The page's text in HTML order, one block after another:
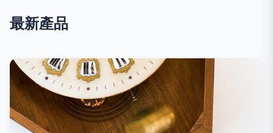
最新產品